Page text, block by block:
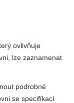
ovlivňuje
lze zaznamenat
podrobné
se specifikací